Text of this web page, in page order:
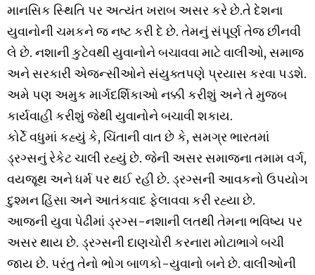
માનસિક સ્થિતિ પર અત્યંત ખરાબ અસર કરે છે.તે દેશના
યુવાનોની ચમકને જ નષ્ટ કરી દે છે. તેમનું સંપૂર્ણ તેજ છીનવી
લે છે. નશાની કુટેવથી યુવાનોને બચાવવા માટે વાલીઓ, સમાજ
અને સરકારી એજન્સીઓને સંયુક્તપણે પ્રયાસ કરવા પડશે.
અમે પણ અમુક માર્ગદર્શિકાઓ નક્કી કરીશું અને તે મુજબ
કાર્યવાહી કરીશું જેથી યુવાનોને બચાવી શકાય.
કોર્ટે વધુમાં કહ્યું કે, ચિંતાની વાત છે કે, સમગ્ર ભારતમાં
ડ્રગ્સનું રેકેટ ચાલી રહ્યું છે. જેની અસર સમાજના તમામ વર્ગ,
વયજૂથ અને ધર્મ પર થઈ રહી છે. ડ્રગ્સની આવકનો ઉપયોગ
દુશ્મન હિંસા અને આતંકવાદ ફેલાવવા કરી રહ્યા છે.
આજની યુવા પેઢીમાં ડ્રગ્સ-નશાની લતથી તેમના ભવિષ્ય પર
અસર થાય છે. ડ્રગ્સની દાણચોરી કરનારા મોટાભાગે બચી
જાય છે. પરંતુ તેનો ભોગ બાળકો-યુવાનો બને છે. વાલીઓની